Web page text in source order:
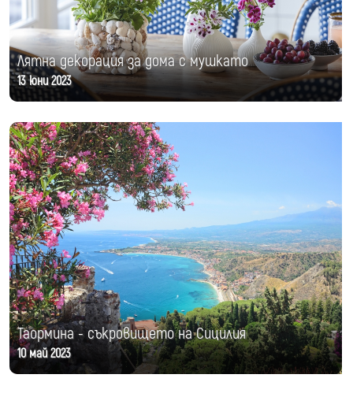
Лятна декорация за дома с мушкато
13 юни 2023
Таормина - съкровището на Сицилия
10 май 2023